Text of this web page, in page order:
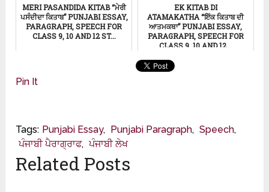
MERI PASANDIDA KITAB “ਮੇਰੀ
ਪਸੰਦੀਦਾ ਕਿਤਾਬ” PUNJABI ESSAY,
PARAGRAPH, SPEECH FOR
CLASS 9, 10 AND 12 ST...
EK KITAB DI
ATAMAKATHA “ਇੱਕ ਕਿਤਾਬ ਦੀ
ਆਤਮਕਥਾ” PUNJABI ESSAY,
PARAGRAPH, SPEECH FOR
CLASS 9, 10 AND 12...
Pin It
Tags: Punjabi Essay, Punjabi Paragraph, Speech,
ਪੰਜਾਬੀ ਪੈਰਾਗ੍ਰਾਫ, ਪੰਜਾਬੀ ਲੇਖ
Related Posts